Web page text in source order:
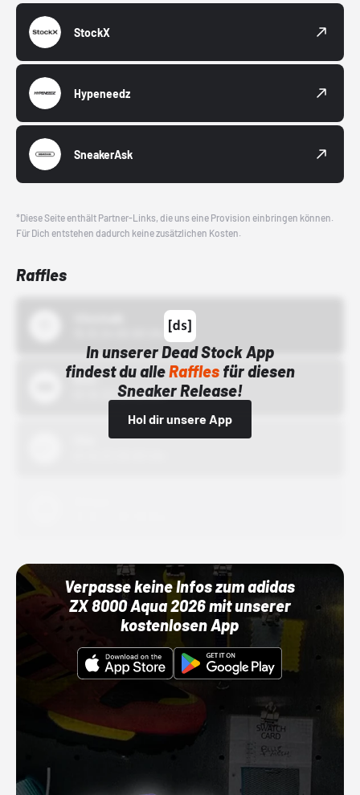
StockX
Hypeneedz
SneakerAsk
*Diese Seite enthält Partner-Links, die uns eine Provision einbringen können.
Für Dich entstehen dadurch keine zusätzlichen Kosten.
Raffles
In unserer Dead Stock App
findest du alleRafflesfür diesen
Sneaker Release!
Hol dir unsere App
Bstn
01.10.22 00:00 Uhr
Verpasse keine Infos zum adidas
ZX 8000 Aqua 2026 mit unserer
kostenlosen App